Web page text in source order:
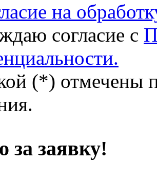
на
согласие с
(*) отмечены
за заявку!